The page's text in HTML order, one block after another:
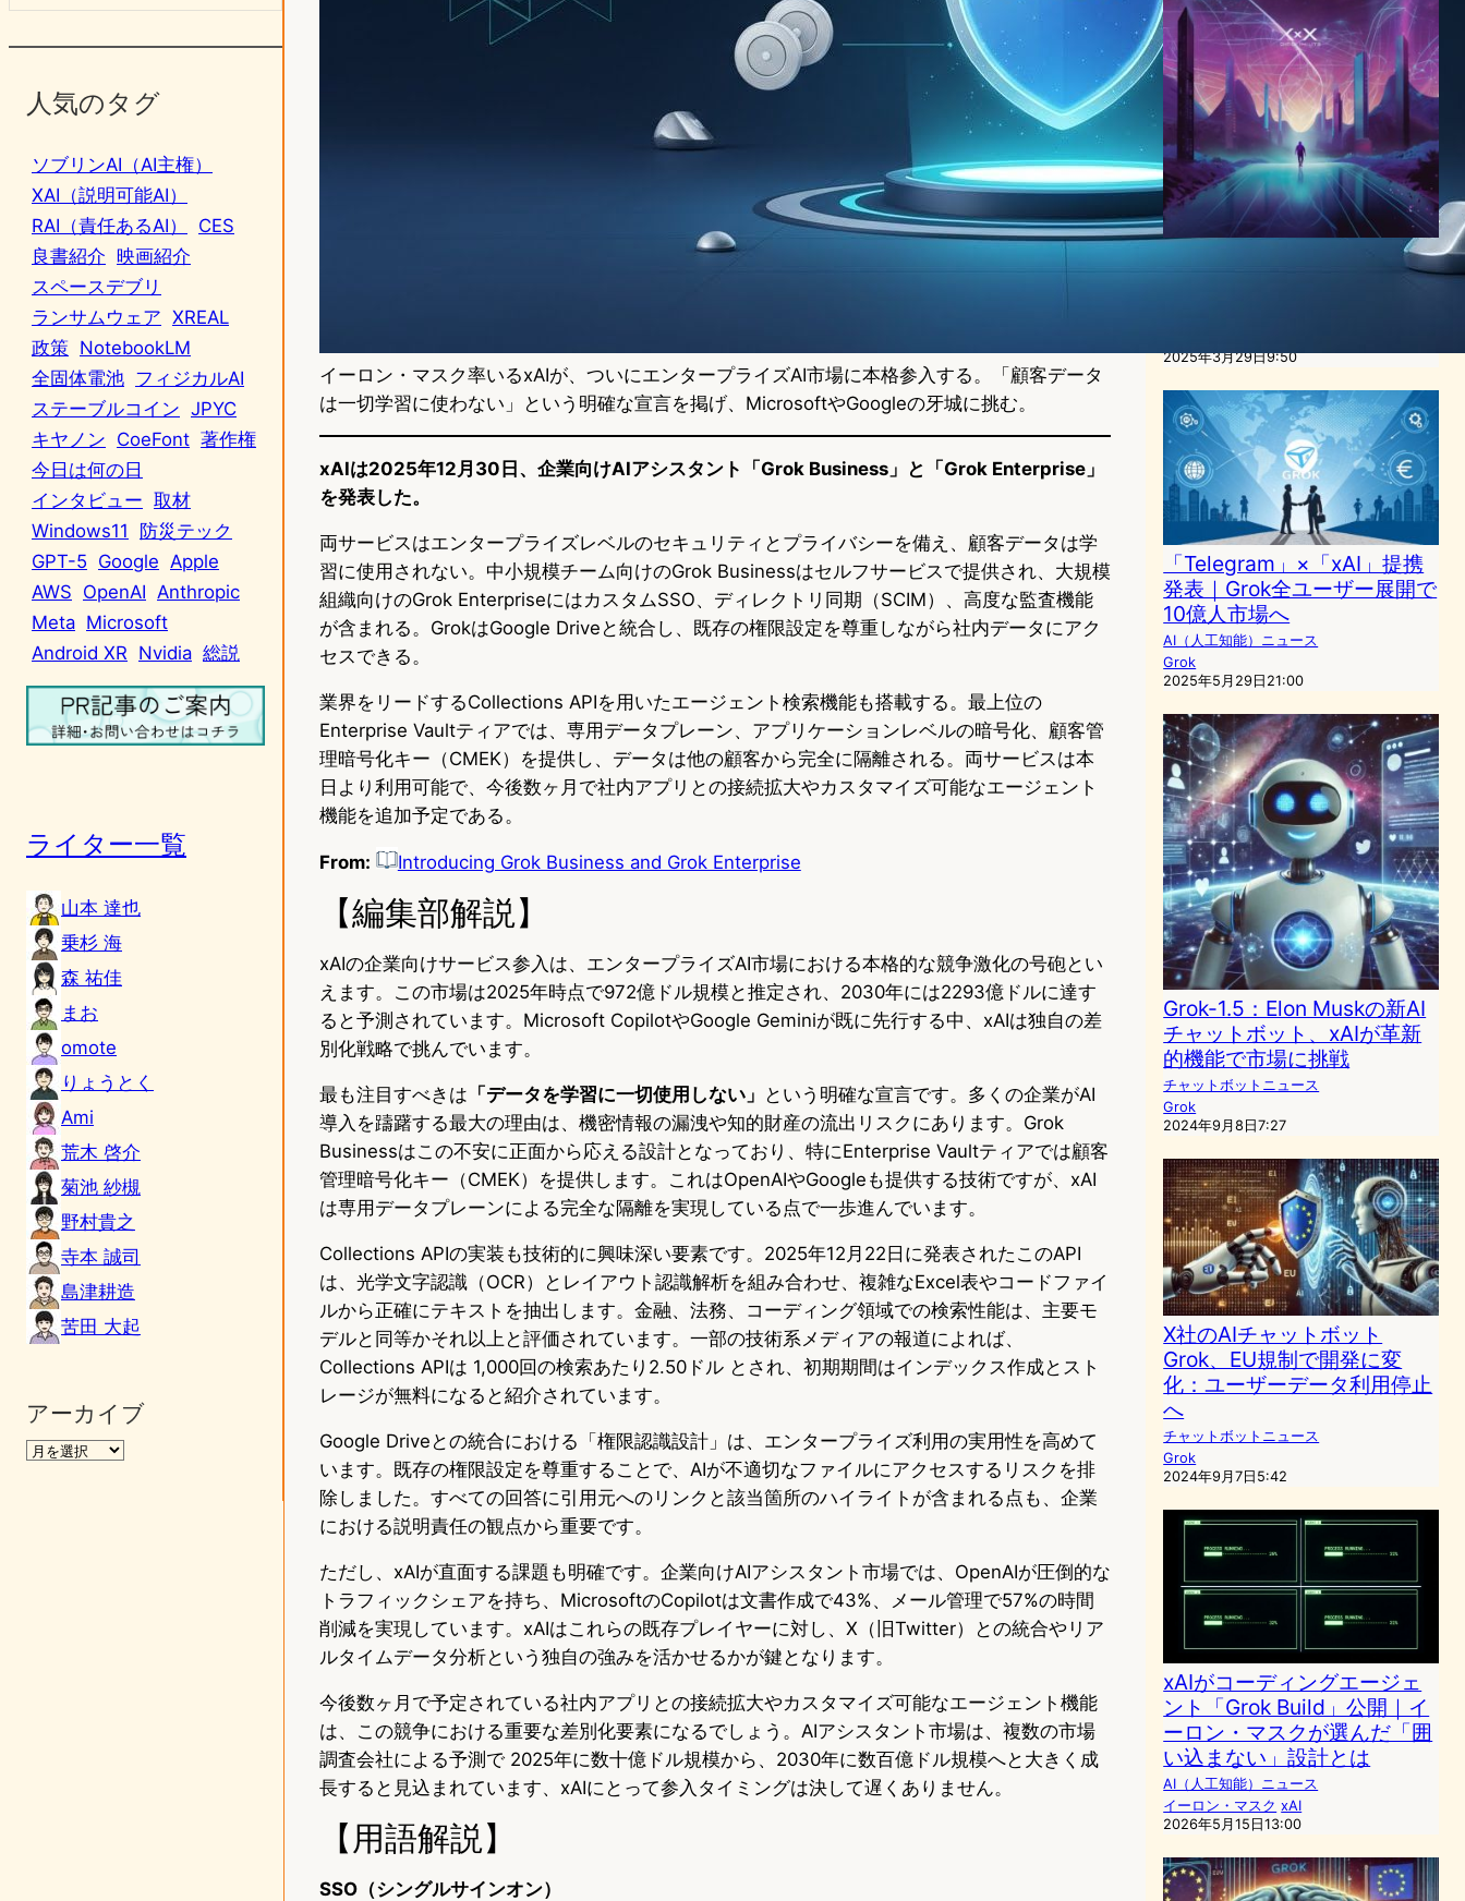
人気のタグ
ソブリンAI（AI主権）
XAI（説明可能AI）
RAI（責任あるAI）
CES
良書紹介 映画紹介
スペースデブリ
ランサムウェア XREAL
政策 NotebookLM
全固体電池 フィジカルAI
ステーブルコイン JPYC
キヤノン CoeFont 著作権
今日は何の日
インタビュー 取材
Windows11
防災テック
GPT-5 Google Apple
AWS OpenAI Anthropic
Meta Microsoft
Android XR Nvidia 総説
ライター一覧
山本 達也
乗杉 海
森 祐佳
まお
omote
りょうとく
Ami
荒木 啓介
菊池 紗槻
野村貴之
寺本 誠司
島津耕造
苦田 大起
アーカイブ
イーロン・マスク率いるxAIが、ついにエンタープライズAI市場に本格参入する。「顧客データ
は一切学習に使わない」という明確な宣言を掲げ、MicrosoftやGoogleの牙城に挑む。
xAIは2025年12月30日、企業向けAIアシスタント「Grok Business」と「Grok Enterprise」
を発表した。
両サービスはエンタープライズレベルのセキュリティとプライバシーを備え、顧客データは学
習に使用されない。中小規模チーム向けのGrok Businessはセルフサービスで提供され、大規模
組織向けのGrok EnterpriseにはカスタムSSO、ディレクトリ同期（SCIM）、高度な監査機能
が含まれる。GrokはGoogle Driveと統合し、既存の権限設定を尊重しながら社内データにアク
セスできる。
業界をリードするCollections APIを用いたエージェント検索機能も搭載する。最上位の
Enterprise Vaultティアでは、専用データプレーン、アプリケーションレベルの暗号化、顧客管
理暗号化キー（CMEK）を提供し、データは他の顧客から完全に隔離される。両サービスは本
日より利用可能で、今後数ヶ月で社内アプリとの接続拡大やカスタマイズ可能なエージェント
機能を追加予定である。
From: Introducing Grok Business and Grok Enterprise
【編集部解説】
xAIの企業向けサービス参入は、エンタープライズAI市場における本格的な競争激化の号砲とい
えます。この市場は2025年時点で972億ドル規模と推定され、2030年には2293億ドルに達す
ると予測されています。Microsoft CopilotやGoogle Geminiが既に先行する中、xAIは独自の差
別化戦略で挑んでいます。
最も注目すべきは 「データを学習に一切使用しない」 という明確な宣言です。多くの企業がAI
導入を躊躇する最大の理由は、機密情報の漏洩や知的財産の流出リスクにあります。Grok
Businessはこの不安に正面から応える設計となっており、特にEnterprise Vaultティアでは顧客
管理暗号化キー（CMEK）を提供します。これはOpenAIやGoogleも提供する技術ですが、xAI
は専用データプレーンによる完全な隔離を実現している点で一歩進んでいます。
Collections APIの実装も技術的に興味深い要素です。2025年12月22日に発表されたこのAPI
は、光学文字認識（OCR）とレイアウト認識解析を組み合わせ、複雑なExcel表やコードファイ
ルから正確にテキストを抽出します。金融、法務、コーディング領域での検索性能は、主要モ
デルと同等かそれ以上と評価されています。一部の技術系メディアの報道によれば、
Collections APIは 1,000回の検索あたり2.50ドル とされ、初期期間はインデックス作成とスト
レージが無料になると紹介されています。
Google Driveとの統合における「権限認識設計」は、エンタープライズ利用の実用性を高めて
います。既存の権限設定を尊重することで、AIが不適切なファイルにアクセスするリスクを排
除しました。すべての回答に引用元へのリンクと該当箇所のハイライトが含まれる点も、企業
における説明責任の観点から重要です。
ただし、xAIが直面する課題も明確です。企業向けAIアシスタント市場では、OpenAIが圧倒的な
トラフィックシェアを持ち、MicrosoftのCopilotは文書作成で43%、メール管理で57%の時間
削減を実現しています。xAIはこれらの既存プレイヤーに対し、X（旧Twitter）との統合やリア
ルタイムデータ分析という独自の強みを活かせるかが鍵となります。
今後数ヶ月で予定されている社内アプリとの接続拡大やカスタマイズ可能なエージェント機能
は、この競争における重要な差別化要素になるでしょう。AIアシスタント市場は、複数の市場
調査会社による予測で 2025年に数十億ドル規模から、2030年に数百億ドル規模へと大きく成
長すると見込まれています、xAIにとって参入タイミングは決して遅くありません。
【用語解説】
SSO（シングルサインオン）
xAIとX統合：イーロン・マス
クが描くAIとソーシャルメデ
2025年3月29日9:50
「Telegram」×「xAI」提携
発表｜Grok全ユーザー展開で
10億人市場へ
AI（人工知能）ニュース
Grok
2025年5月29日21:00
Grok-1.5：Elon Muskの新AI
チャットボット、xAIが革新
的機能で市場に挑戦
チャットボットニュース
Grok
2024年9月8日7:27
X社のAIチャットボット
Grok、EU規制で開発に変
化：ユーザーデータ利用停止
へ
チャットボットニュース
Grok
2024年9月7日5:42
xAIがコーディングエージェ
ント「Grok Build」公開｜イ
ーロン・マスクが選んだ「囲
い込まない」設計とは
AI（人工知能）ニュース
イーロン・マスク xAI
2026年5月15日13:00